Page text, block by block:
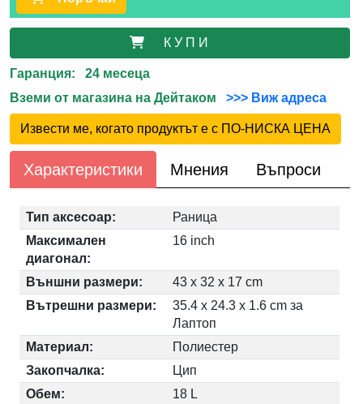
К У П И
Гаранция: 24 месеца
Вземи от магазина на Дейтаком
>>> Виж адреса
Извести ме, когато продуктът е с ПО-НИСКА ЦЕНА
Характеристики Мнения Въпроси
Тип аксесоар:
Раница
Максимален
диагонал:
16 inch
Външни размери:
43 x 32 x 17 cm
Вътрешни размери:
35.4 x 24.3 x 1.6 cm за
Лаптоп
Материал:
Полиестер
Закопчалка:
Цип
Обем:
18 L